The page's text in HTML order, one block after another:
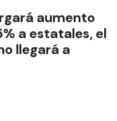
aumento
a estatales, el
llegará a